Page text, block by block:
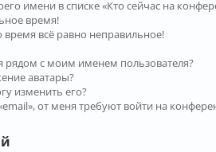
имени в списке «Кто сейчас на
время!
всё равно неправильное!
рядом с моим именем пользователя?
аватары?
изменить его?
от меня требуют войти на